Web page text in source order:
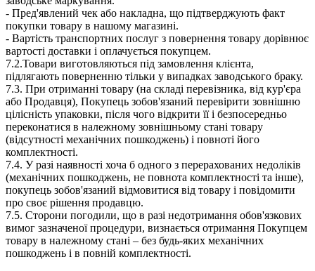
- Пред'явлений чек або накладна, що підтверджують факт
покупки товару в нашому магазині.
- Вартість транспортних послуг з повернення товару дорівнює
вартості доставки і оплачується покупцем.
7.2.Товари виготовляються під замовлення клієнта,
підлягають поверненню тільки у випадках заводського браку.
7.3. При отриманні товару (на складі перевізника, від кур'єра
або Продавця), Покупець зобов'язаний перевірити зовнішню
цілісність упаковки, після чого відкрити її і безпосередньо
переконатися в належному зовнішньому стані товару
(відсутності механічних пошкоджень) і повноті його
комплектності.
7.4. У разі наявності хоча б одного з перерахованих недоліків
(механічних пошкоджень, не повнота комплектності та інше),
покупець зобов'язаний відмовитися від товару і повідомити
про своє рішення продавцю.
7.5. Сторони погодили, що в разі недотримання обов'язкових
вимог зазначеної процедури, визнається отримання Покупцем
товару в належному стані – без будь-яких механічних
пошкоджень і в повній комплектності.